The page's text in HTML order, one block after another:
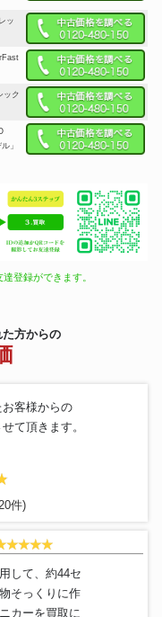
ッ
ック
」
登録ができます。
方からの
客様からの
て頂きます。
件)
して、約44セ
そっくりに作
カーを買取に